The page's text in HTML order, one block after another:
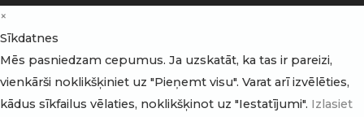
×
Sīkdatnes
Mēs pasniedzam cepumus. Ja uzskatāt, ka tas ir pareizi,
vienkārši noklikšķiniet uz "Pieņemt visu". Varat arī izvēlēties,
kādus sīkfailus vēlaties, noklikšķinot uz "Iestatījumi". Izlasiet